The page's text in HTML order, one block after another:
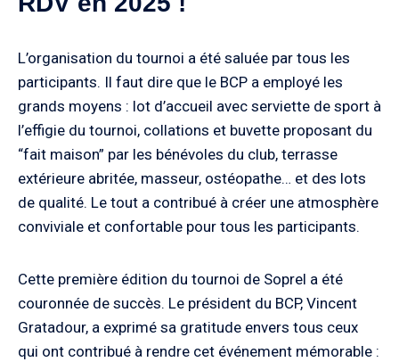
L’organisation du tournoi a été saluée par tous les
participants. Il faut dire que le BCP a employé les
grands moyens : lot d’accueil avec serviette de sport à
l’effigie du tournoi, collations et buvette proposant du
“fait maison” par les bénévoles du club, terrasse
extérieure abritée, masseur, ostéopathe… et des lots
de qualité. Le tout a contribué à créer une atmosphère
conviviale et confortable pour tous les participants.
Cette première édition du tournoi de Soprel a été
couronnée de succès. Le président du BCP, Vincent
Gratadour, a exprimé sa gratitude envers tous ceux
qui ont contribué à rendre cet événement mémorable :